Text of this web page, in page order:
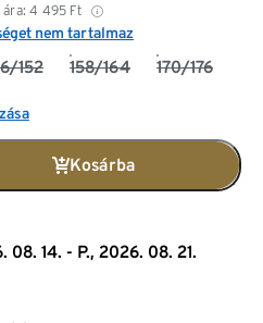
4 495 Ft
nem tartalmaz
152 158/164 170/176
Kosárba
08. 14. - P., 2026. 08. 21.